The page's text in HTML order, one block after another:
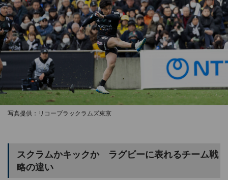
写真提供：リコーブラックラムズ東京
スクラムかキックか ラグビーに表れるチーム戦
略の違い